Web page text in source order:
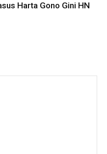
Harta Gono Gini HN